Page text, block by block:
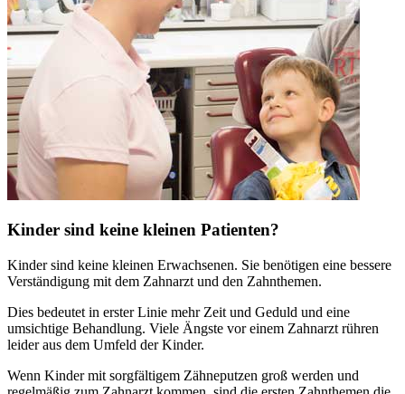
Kinder sind keine kleinen Patienten?
Kinder sind keine kleinen Erwachsenen. Sie benötigen eine bessere
Verständigung mit dem Zahnarzt und den Zahnthemen.
Dies bedeutet in erster Linie mehr Zeit und Geduld und eine
umsichtige Behandlung. Viele Ängste vor einem Zahnarzt rühren
leider aus dem Umfeld der Kinder.
Wenn Kinder mit sorgfältigem Zähneputzen groß werden und